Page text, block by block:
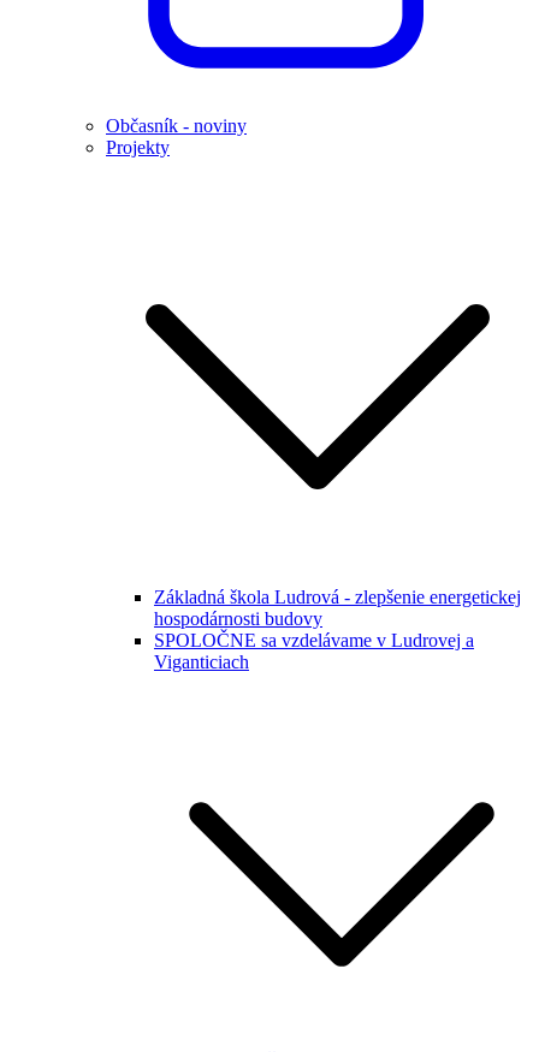
Občasník - noviny
Projekty
Základná škola Ludrová - zlepšenie energetickej
hospodárnosti budovy
SPOLOČNE sa vzdelávame v Ludrovej a
Viganticiach